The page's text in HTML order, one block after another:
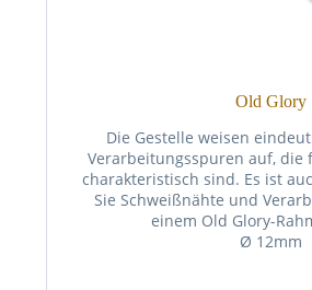
Old Glory
Die Gestelle weisen
Verarbeitungsspuren auf, die
charakteristisch sind. Es ist
Sie Schweißnähte und
einem Old Glory-
Ø 12mm